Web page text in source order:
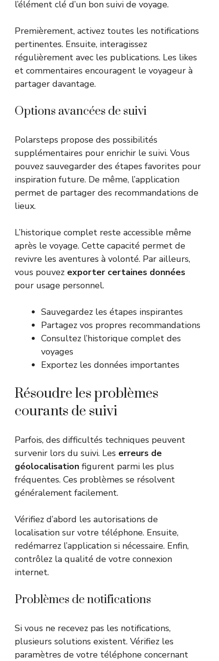
l’élément clé d’un bon suivi de voyage.
Premièrement, activez toutes les notifications
pertinentes. Ensuite, interagissez
régulièrement avec les publications. Les likes
et commentaires encouragent le voyageur à
partager davantage.
Options avancées de suivi
Polarsteps propose des possibilités
supplémentaires pour enrichir le suivi. Vous
pouvez sauvegarder des étapes favorites pour
inspiration future. De même, l’application
permet de partager des recommandations de
lieux.
L’historique complet reste accessible même
après le voyage. Cette capacité permet de
revivre les aventures à volonté. Par ailleurs,
vous pouvez exporter certaines données
pour usage personnel.
Sauvegardez les étapes inspirantes
Partagez vos propres recommandations
Consultez l’historique complet des
voyages
Exportez les données importantes
Résoudre les problèmes
courants de suivi
Parfois, des difficultés techniques peuvent
survenir lors du suivi. Les erreurs de
géolocalisation figurent parmi les plus
fréquentes. Ces problèmes se résolvent
généralement facilement.
Vérifiez d’abord les autorisations de
localisation sur votre téléphone. Ensuite,
redémarrez l’application si nécessaire. Enfin,
contrôlez la qualité de votre connexion
internet.
Problèmes de notifications
Si vous ne recevez pas les notifications,
plusieurs solutions existent. Vérifiez les
paramètres de votre téléphone concernant